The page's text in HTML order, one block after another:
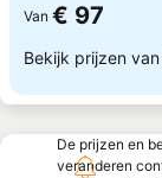
Van € 97
Bekijk prijzen van
De prijzen en
veranderen